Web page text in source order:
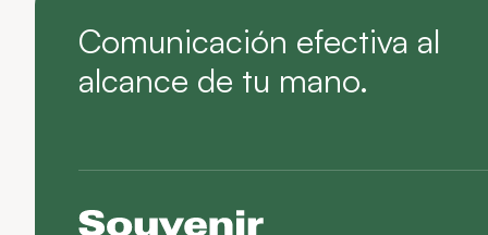
Comunicación efectiva al
alcance de tu mano.